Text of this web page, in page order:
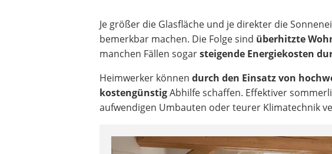
Je größer die Glasfläche und je direkter die
bemerkbar machen. Die Folge sind überhitzte
manchen Fällen sogarsteigende Energiekosten
Heimwerker könnendurch den Einsatz von
kostengünstigAbhilfe schaffen. Effektiver
aufwendigen Umbauten oder teurer Klimatechnik